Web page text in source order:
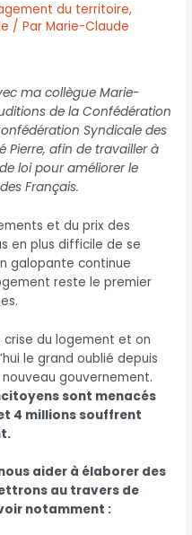
du territoire,
/ ParMarie-Claude
ma collègue Marie-
de la Confédération
Syndicale des
Pierre, afin de travailler à
loi pour améliorer le
Français.
et du prix des
en plus difficile de se
galopante continue
reste le premier
crise du logement et on
le grand oublié depuis
gouvernement.
sont menacés
4 millions souffrent
aider à élaborer des
au travers de
notamment :